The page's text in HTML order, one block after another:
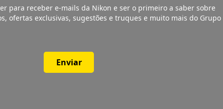
para receber e-mails da Nikon e ser o primeiro a saber sobre
ofertas exclusivas, sugestões e truques e muito mais do Grupo
Enviar